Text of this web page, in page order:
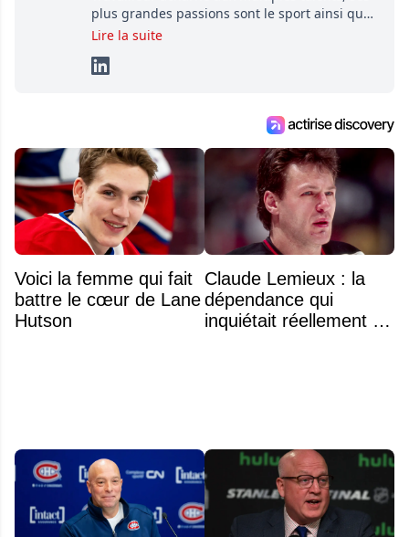
plus grandes passions sont le sport ainsi que
le showbizz de la belle province et ailleurs. Il
détermination pour parvenir à se démarquer.
Lire la suite
Voici la femme qui fait
battre le cœur de Lane
Hutson
Claude Lemieux : la
dépendance qui
inquiétait réellement sa